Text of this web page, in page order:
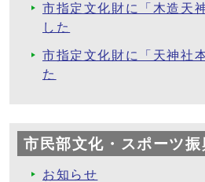
市指定文化財に「木造天
した
市指定文化財に「天神社
た
市民部文化・スポーツ振
お知らせ